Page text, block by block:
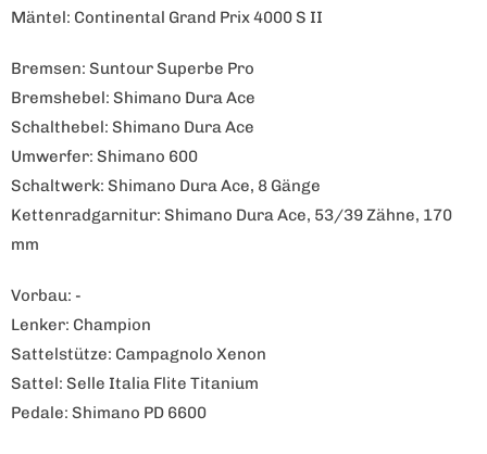
Mäntel: Continental Grand Prix 4000 S II
Bremsen: Suntour Superbe Pro
Bremshebel: Shimano Dura Ace
Schalthebel: Shimano Dura Ace
Umwerfer: Shimano 600
Schaltwerk: Shimano Dura Ace, 8 Gänge
Kettenradgarnitur: Shimano Dura Ace, 53/39 Zähne, 170
mm
Vorbau: -
Lenker: Champion
Sattelstütze: Campagnolo Xenon
Sattel: Selle Italia Flite Titanium
Pedale: Shimano PD 6600